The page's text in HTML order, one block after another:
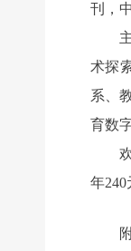
刊，
主要
术探
系、
育数
欢迎
年240
附